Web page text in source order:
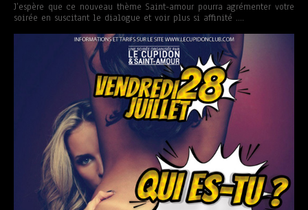
J’espère que ce nouveau thème Saint-amour pourra agrémenter votre
soirée en suscitant le dialogue et voir plus si affinité ….